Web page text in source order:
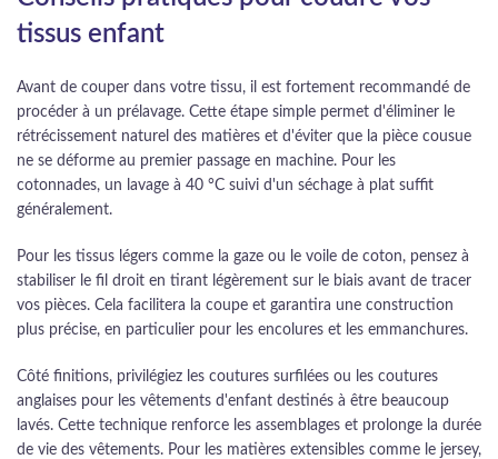
tissus enfant
Avant de couper dans votre tissu, il est fortement recommandé de
procéder à un prélavage. Cette étape simple permet d'éliminer le
rétrécissement naturel des matières et d'éviter que la pièce cousue
ne se déforme au premier passage en machine. Pour les
cotonnades, un lavage à 40 °C suivi d'un séchage à plat suffit
généralement.
Pour les tissus légers comme la gaze ou le voile de coton, pensez à
stabiliser le fil droit en tirant légèrement sur le biais avant de tracer
vos pièces. Cela facilitera la coupe et garantira une construction
plus précise, en particulier pour les encolures et les emmanchures.
Côté finitions, privilégiez les coutures surfilées ou les coutures
anglaises pour les vêtements d'enfant destinés à être beaucoup
lavés. Cette technique renforce les assemblages et prolonge la durée
de vie des vêtements. Pour les matières extensibles comme le jersey,